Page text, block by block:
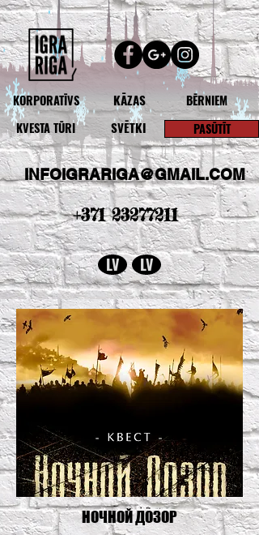
INFOIGRARIGA@GMAIL.COM
KORPORATĪVS BĒRNIEM
KĀZAS
SVĒTKI
KVESTA TŪRI PASŪTĪT
+371 23277211
LV LV
НОЧНОЙ ДОЗОР